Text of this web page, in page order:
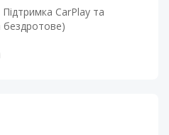
CarPlay та